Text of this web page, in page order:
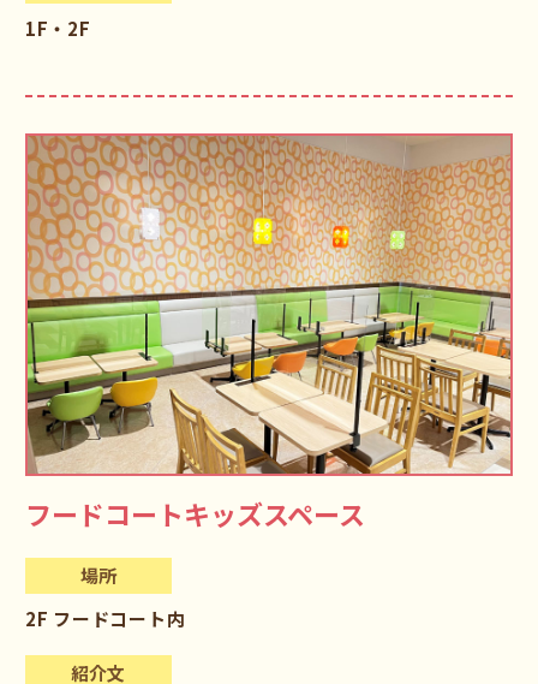
1F・2F
フードコートキッズスペース
場所
2F フードコート内
紹介文